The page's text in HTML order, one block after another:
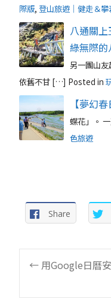
際版, 登山旅遊｜健走＆攀
八通關
綠無際
另一團山
依舊不甘 […] Posted in
【夢幻
蝶花」。
色旅遊
Share
Post
← 用Google日曆